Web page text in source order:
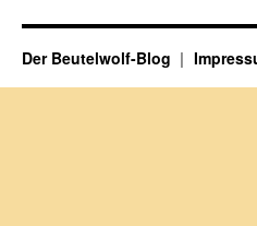
Der Beutelwolf-Blog